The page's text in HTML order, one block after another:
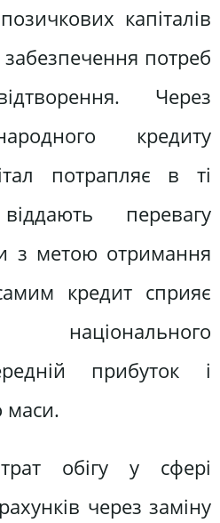
капіталів
потреб
Через
кредиту
потрапляє в ті
перевагу
з метою отримання
кредит сприяє
національного
прибуток і
маси.
обігу у сфері
через заміну